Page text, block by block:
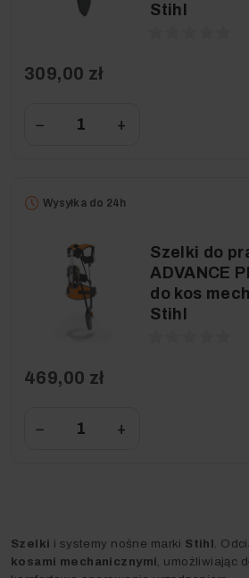
Stihl
309,00 zł
− +
Wysyłka do 24h
Szelki do
ADVANCE
do kos
Stihl
469,00 zł
− +
Szelki i systemy nośne marki Stihl.
kosami mechanicznymi, umożliwiając